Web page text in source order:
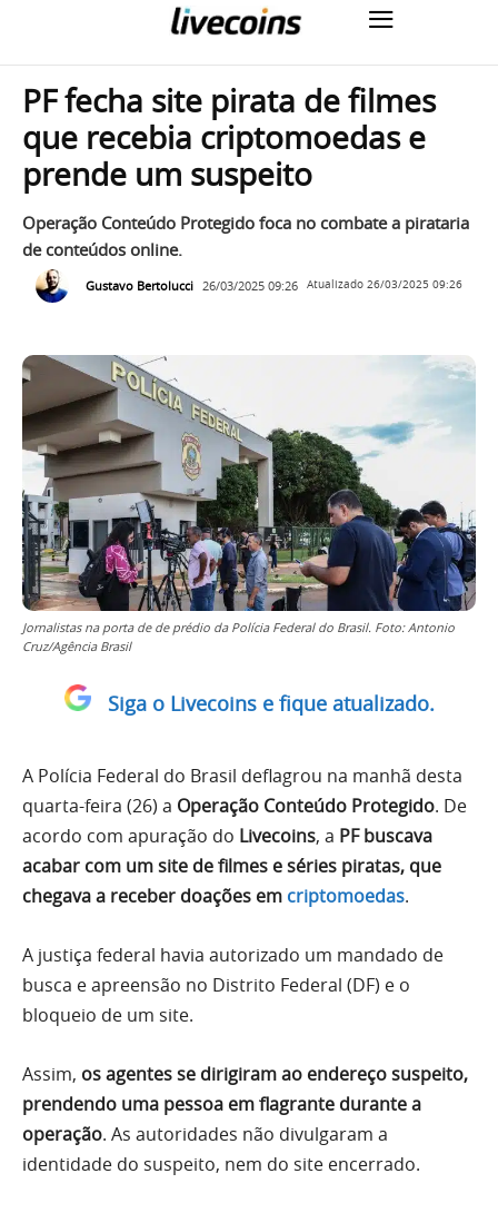
PF fecha site pirata de filmes
que recebia criptomoedas e
prende um suspeito
Operação Conteúdo Protegido foca no combate a pirataria
de conteúdos online.
Gustavo Bertolucci 26/03/2025 09:26 Atualizado 26/03/2025 09:26
Jornalistas na porta de de prédio da Polícia Federal do Brasil. Foto: Antonio
Cruz/Agência Brasil
Siga o Livecoins e fique atualizado.
A Polícia Federal do Brasil deflagrou na manhã desta
quarta-feira (26) a Operação Conteúdo Protegido. De
acordo com apuração do Livecoins, a PF buscava
acabar com um site de filmes e séries piratas, que
chegava a receber doações em criptomoedas.
A justiça federal havia autorizado um mandado de
busca e apreensão no Distrito Federal (DF) e o
bloqueio de um site.
Assim, os agentes se dirigiram ao endereço suspeito,
prendendo uma pessoa em flagrante durante a
operação. As autoridades não divulgaram a
identidade do suspeito, nem do site encerrado.